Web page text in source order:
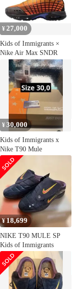
¥27,000
Kids of Immigrants ×
Nike Air Max SNDR
¥30,000
Kids of Immigrants x
Nike T90 Mule
¥18,699
NIKE T90 MULE SP
Kids of Immigrants